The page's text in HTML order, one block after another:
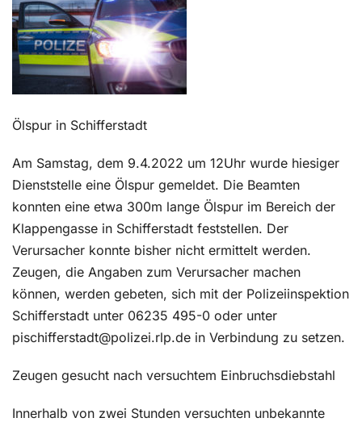
Ölspur in Schifferstadt
Am Samstag, dem 9.4.2022 um 12Uhr wurde hiesiger
Dienststelle eine Ölspur gemeldet. Die Beamten
konnten eine etwa 300m lange Ölspur im Bereich der
Klappengasse in Schifferstadt feststellen. Der
Verursacher konnte bisher nicht ermittelt werden.
Zeugen, die Angaben zum Verursacher machen
können, werden gebeten, sich mit der Polizeiinspektion
Schifferstadt unter 06235 495-0 oder unter
pischifferstadt@polizei.rlp.de in Verbindung zu setzen.
Zeugen gesucht nach versuchtem Einbruchsdiebstahl
Innerhalb von zwei Stunden versuchten unbekannte